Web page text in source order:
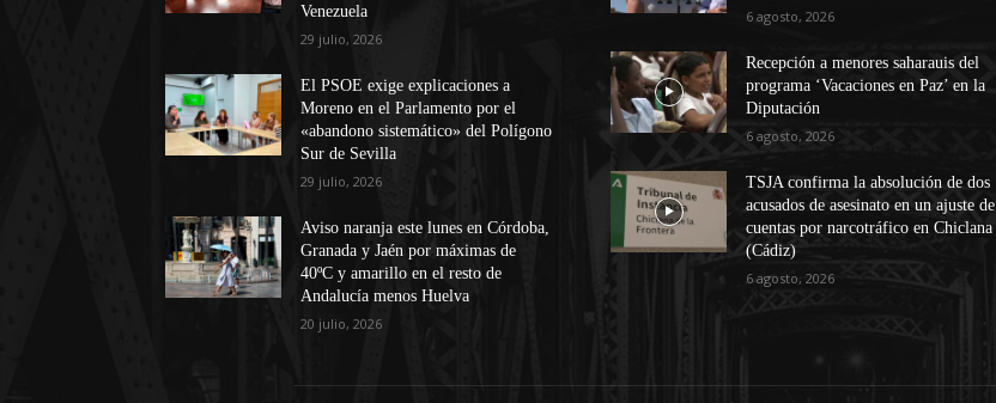
Venezuela
29 julio, 2026
El PSOE exige explicaciones a
Moreno en el Parlamento por el
«abandono sistemático» del Polígono
Sur de Sevilla
29 julio, 2026
Aviso naranja este lunes en Córdoba,
Granada y Jaén por máximas de
40ºC y amarillo en el resto de
Andalucía menos Huelva
20 julio, 2026
6 agosto, 2026
Recepción a menores saharauis del
programa ‘Vacaciones en Paz’ en la
Diputación
6 agosto, 2026
TSJA confirma la absolución de dos
acusados de asesinato en un ajuste de
cuentas por narcotráfico en Chiclana
(Cádiz)
6 agosto, 2026